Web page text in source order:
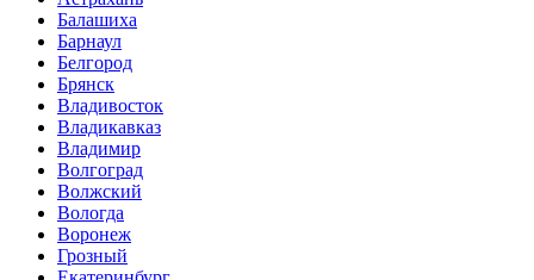
Балашиха
Барнаул
Белгород
Брянск
Владивосток
Владикавказ
Владимир
Волгоград
Волжский
Вологда
Воронеж
Грозный